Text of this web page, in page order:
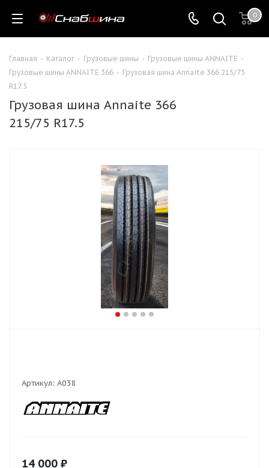
0
Главная - Каталог - Грузовые шины - Грузовые шины ANNAITE -
Грузовые шины ANNAITE 366 - Грузовая шина Annaite 366 215/75
R17.5
Грузовая шина Annaite 366
215/75 R17.5
Артикул: А038
14 000 ₽